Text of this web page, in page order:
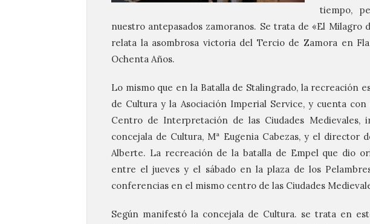
tiempo,
nuestro antepasados zamoranos. Se trata de «El Milagro
relata la asombrosa victoria del Tercio de Zamora en
Ochenta Años.
Lo mismo que en la Batalla de Stalingrado, la recreación
de Cultura y la Asociación Imperial Service, y cuenta
Centro de Interpretación de las Ciudades Medievales,
concejala de Cultura, Mª Eugenia Cabezas, y el director
Alberte. La recreación de la batalla de Empel que dio
entre el jueves y el sábado en la plaza de los
conferencias en el mismo centro de las Ciudades
Según manifestó la concejala de Cultura. se trata en